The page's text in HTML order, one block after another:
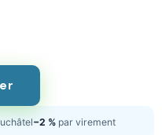
−2 % par virement